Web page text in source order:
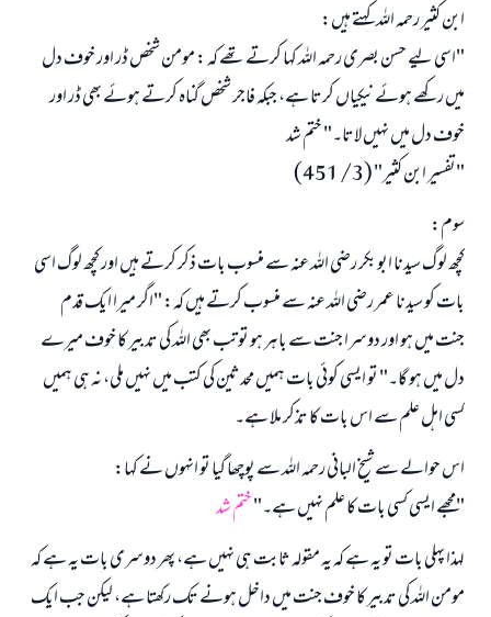
ابن کثیر رحمہ اللہ کہتے ہیں:
"اسی لیے حسن بصری رحمہ اللہ کہا کرتے تھے کہ : مومن شخص ڈر اور خوف دل
میں رکھے ہوئے نیکیاں کرتا ہے، جبکہ فاجر شخص گناہ کرتے ہوئے بھی ڈر اور
خوف دل میں نہیں لاتا۔" ختم شد
"تفسیر ابن کثیر" (3/ 451)
سوم:
کچھ لوگ سیدنا ابو بکر رضی اللہ عنہ سے منسوب بات ذکر کرتے ہیں اور کچھ لوگ اسی
بات کو سیدنا عمر رضی اللہ عنہ سے منسوب کرتے ہیں کہ: "اگر میرا ایک قدم
جنت میں ہو اور دوسرا جنت سے باہر ہو تو تب بھی اللہ کی تدبیر کا خوف میرے
دل میں ہو گا۔" تو ایسی کوئی بات ہمیں محدثین کی کتب میں نہیں ملی، نہ ہی ہمیں
کسی اہل علم سے اس بات کا تذکر ملا ہے۔
اس حوالے سے شیخ البانی رحمہ اللہ سے پوچھا گیا تو انہوں نے کہا:
"مجھے ایسی کسی بات کا علم نہیں ہے۔"ختم شد
لہذا پہلی بات تو یہ ہے کہ یہ مقولہ ثابت ہی نہیں ہے، پھر دوسری بات یہ ہے کہ
مومن اللہ کی تدبیر کا خوف جنت میں داخل ہونے تک رکھتا ہے، لیکن جب ایک